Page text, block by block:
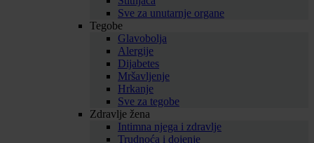
Sve za unutarnje organe
Tegobe
Glavobolja
Alergije
Dijabetes
Mršavljenje
Hrkanje
Sve za tegobe
Zdravlje žena
Intimna njega i zdravlje
Trudnoća i dojenje